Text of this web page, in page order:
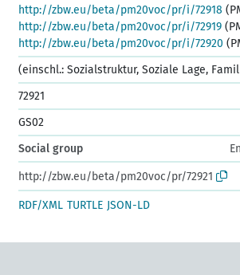
http://zbw.eu/beta/pm20voc/pr/i/72918
http://zbw.eu/beta/pm20voc/pr/i/72919
http://zbw.eu/beta/pm20voc/pr/i/72920
(einschl.: Sozialstruktur, Soziale Lage,
72921
GS02
Social group
http://zbw.eu/beta/pm20voc/pr/72921
RDF/XML TURTLE JSON-LD